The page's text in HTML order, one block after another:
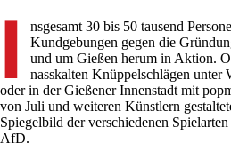
I
nsgesamt 30 bis 50 tausend
Kundgebungen gegen die
und um Gießen herum in Aktion.
nasskalten Knüppelschlägen unter
oder in der Gießener Innenstadt mit
von Juli und weiteren Künstlern
Spiegelbild der verschiedenen
AfD.